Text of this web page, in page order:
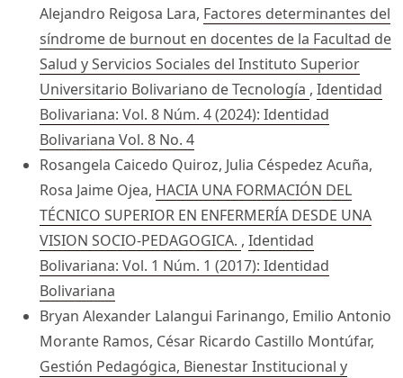
Alejandro Reigosa Lara, Factores determinantes del
síndrome de burnout en docentes de la Facultad de
Salud y Servicios Sociales del Instituto Superior
Universitario Bolivariano de Tecnología , Identidad
Bolivariana: Vol. 8 Núm. 4 (2024): Identidad
Bolivariana Vol. 8 No. 4
Rosangela Caicedo Quiroz, Julia Céspedez Acuña,
Rosa Jaime Ojea, HACIA UNA FORMACIÓN DEL
TÉCNICO SUPERIOR EN ENFERMERÍA DESDE UNA
VISION SOCIO-PEDAGOGICA. , Identidad
Bolivariana: Vol. 1 Núm. 1 (2017): Identidad
Bolivariana
Bryan Alexander Lalangui Farinango, Emilio Antonio
Morante Ramos, César Ricardo Castillo Montúfar,
Gestión Pedagógica, Bienestar Institucional y